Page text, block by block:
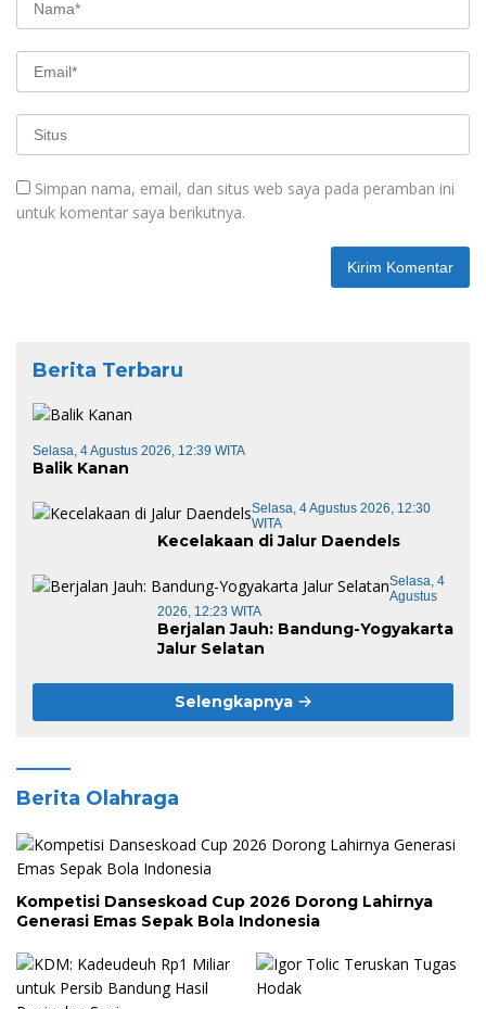
Simpan nama, email, dan situs web saya pada peramban ini
untuk komentar saya berikutnya.
Berita Terbaru
Selasa, 4 Agustus 2026, 12:39 WITA
Balik Kanan
Selasa, 4 Agustus 2026, 12:30
WITA
Kecelakaan di Jalur Daendels
Selasa, 4
Agustus
2026, 12:23 WITA
Berjalan Jauh: Bandung-Yogyakarta
Jalur Selatan
Selengkapnya
Berita Olahraga
Kompetisi Danseskoad Cup 2026 Dorong Lahirnya
Generasi Emas Sepak Bola Indonesia